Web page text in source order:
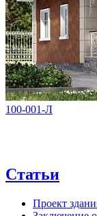
100-001-Л
Статьи
Проект